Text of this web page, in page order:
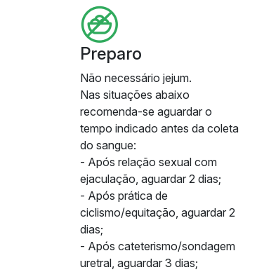
Preparo
Não necessário jejum.
Nas situações abaixo
recomenda-se aguardar o
tempo indicado antes da coleta
do sangue:
- Após relação sexual com
ejaculação, aguardar 2 dias;
- Após prática de
ciclismo/equitação, aguardar 2
dias;
- Após cateterismo/sondagem
uretral, aguardar 3 dias;